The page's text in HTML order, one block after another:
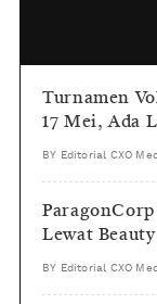
Turnamen
17 Mei, Ada
BY Editorial CXO
Lewat
BY Editorial CXO